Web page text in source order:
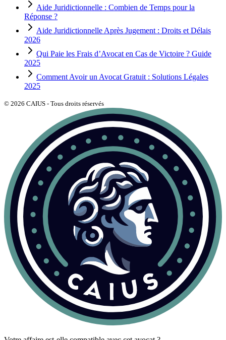
Aide Juridictionnelle : Combien de Temps pour la
Réponse ?
Aide Juridictionnelle Après Jugement : Droits et Délais
2026
Qui Paie les Frais d’Avocat en Cas de Victoire ? Guide
2025
Comment Avoir un Avocat Gratuit : Solutions Légales
2025
© 2026 CAIUS - Tous droits réservés